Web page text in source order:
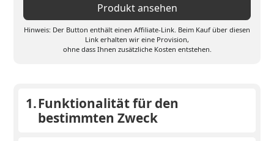
Produkt ansehen
Hinweis: Der Button enthält einen Affiliate-Link. Beim Kauf über diesen
Link erhalten wir eine Provision,
ohne dass Ihnen zusätzliche Kosten entstehen.
1.Funktionalität für den
bestimmten Zweck